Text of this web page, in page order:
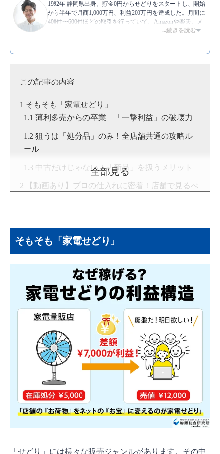
1992年 静岡県出身。貯金0円からせどりをスタートし、開始
から半年で月商1,000万円、利益200万円を達成した。月間に
400件〜600件ほどの取引を行っていて、Amazonや楽天、メ
ルカリなど主要プラットフォームを用いた販売は一通り経験
▶Twitter：https://twitter.com/asataku999
▶朝野拓也のプロフィール
...続きを読む
この記事の内容
そもそも「家電せどり」
薄利多売からの卒業！「一撃利益」の破壊力
狙うは「処分品」のみ！全店舗共通の攻略ル
ール
中古だけじゃない！「新品」を扱うメリット
【動画あり】プロの仕入れに密着！店舗で見るべ
実際の店舗で見るべき「値札」の正解（二重
貼り・手書き特価）
【要注意】仕入れてはいけない「危険な商
品」とOEMの見分け方
実は儲からない？家電の店舗せどりで誰もがぶつ
かる「4つの壁」
【壁1】購入制限の悔しさ（在庫があるのに買
えない）
【壁2】物理的な重労働と配送・梱包の手間
【壁3】「転売ヤー」を見る店員の視線と精神
的負担
【壁4】利益商品が見つからない「ボウズ」の
リスク
全部見る
そもそも「家電せどり」
「せどり」には様々な販売ジャンルがあります。その中